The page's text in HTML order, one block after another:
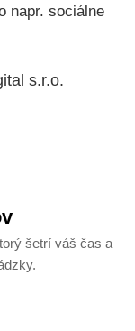
napr. sociálne
s.r.o.
šetrí váš čas a